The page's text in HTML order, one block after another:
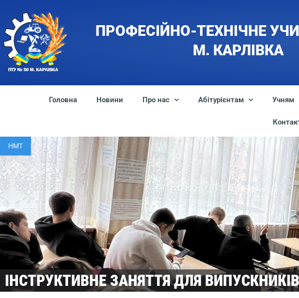
ПРОФЕСІЙНО-ТЕХНІЧНЕ
М. КАРЛІВКА
Головна Новини Про нас Абітурієнтам Учням
НМТ
ІНСТРУКТИВНЕ ЗАНЯТТЯ ДЛЯ